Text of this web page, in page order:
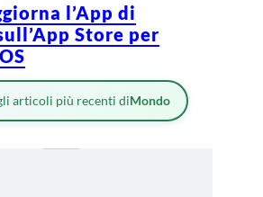
l’App di
Store per
articoli più recenti diMondo